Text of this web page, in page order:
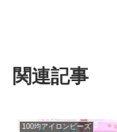
関連記事
100均アイロンビーズ